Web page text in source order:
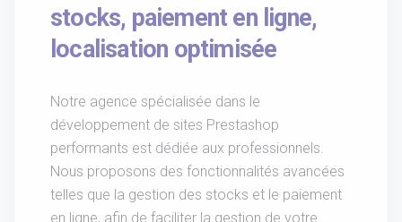
stocks, paiement en ligne,
localisation optimisée
Notre agence spécialisée dans le
développement de sites Prestashop
performants est dédiée aux professionnels.
Nous proposons des fonctionnalités avancées
telles que la gestion des stocks et le paiement
en ligne, afin de faciliter la gestion de votre